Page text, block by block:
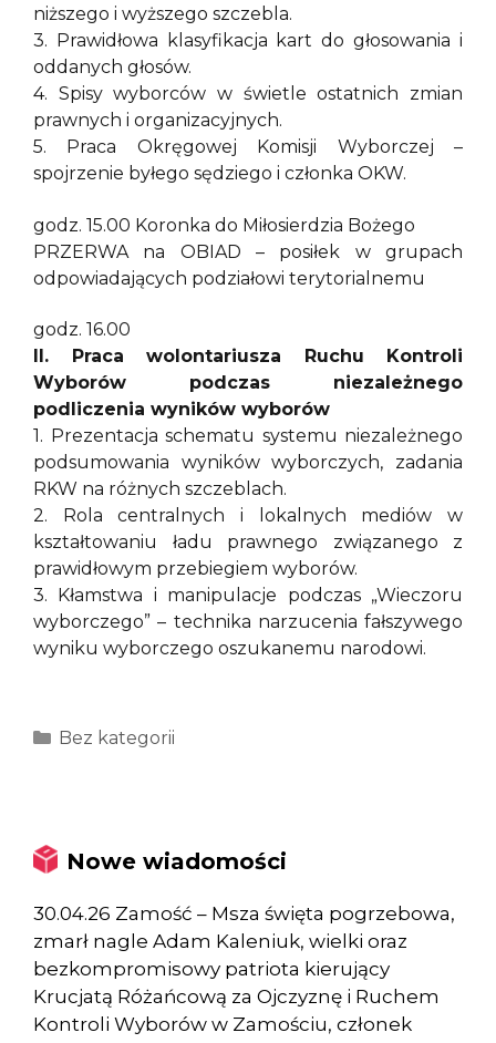
niższego i wyższego szczebla.
3. Prawidłowa klasyfikacja kart do głosowania i
oddanych głosów.
4. Spisy wyborców w świetle ostatnich zmian
prawnych i organizacyjnych.
5. Praca Okręgowej Komisji Wyborczej –
spojrzenie byłego sędziego i członka OKW.
godz. 15.00 Koronka do Miłosierdzia Bożego
PRZERWA na OBIAD – posiłek w grupach
odpowiadających podziałowi terytorialnemu
godz. 16.00
II. Praca wolontariusza Ruchu Kontroli
Wyborów podczas niezależnego
podliczenia wyników wyborów
1. Prezentacja schematu systemu niezależnego
podsumowania wyników wyborczych, zadania
RKW na różnych szczeblach.
2. Rola centralnych i lokalnych mediów w
kształtowaniu ładu prawnego związanego z
prawidłowym przebiegiem wyborów.
3. Kłamstwa i manipulacje podczas „Wieczoru
wyborczego” – technika narzucenia fałszywego
wyniku wyborczego oszukanemu narodowi.
Kategorie
Bez kategorii
Nowe wiadomości
30.04.26 Zamość – Msza święta pogrzebowa,
zmarł nagle Adam Kaleniuk, wielki oraz
bezkompromisowy patriota kierujący
Krucjatą Różańcową za Ojczyznę i Ruchem
Kontroli Wyborów w Zamościu, członek